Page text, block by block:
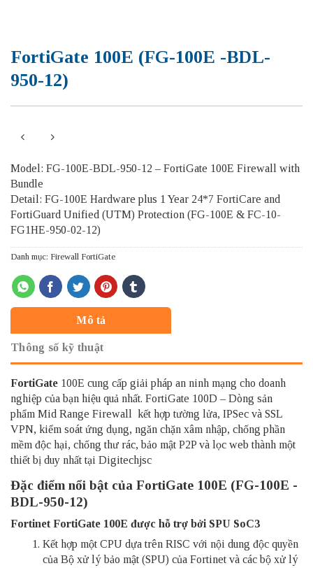
FortiGate 100E (FG-100E -BDL-
950-12)
Model: FG-100E-BDL-950-12 – FortiGate 100E Firewall with
Bundle
Detail: FG-100E Hardware plus 1 Year 24*7 FortiCare and
FortiGuard Unified (UTM) Protection (FG-100E & FC-10-
FG1HE-950-02-12)
Danh mục: Firewall FortiGate
Mô tả
Thông số kỹ thuật
FortiGate 100E cung cấp giải pháp an ninh mạng cho doanh
nghiệp của bạn hiệu quả nhất. FortiGate 100D – Dòng sản
phẩm Mid Range Firewall kết hợp tường lửa, IPSec và SSL
VPN, kiểm soát ứng dụng, ngăn chặn xâm nhập, chống phần
mềm độc hại, chống thư rác, bảo mật P2P và lọc web thành một
thiết bị duy nhất tại Digitechjsc
Đặc điểm nổi bật của FortiGate 100E (FG-100E -
BDL-950-12)
Fortinet FortiGate 100E được hỗ trợ bởi SPU SoC3
Kết hợp một CPU dựa trên RISC với nội dung độc quyền
của Bộ xử lý bảo mật (SPU) của Fortinet và các bộ xử lý